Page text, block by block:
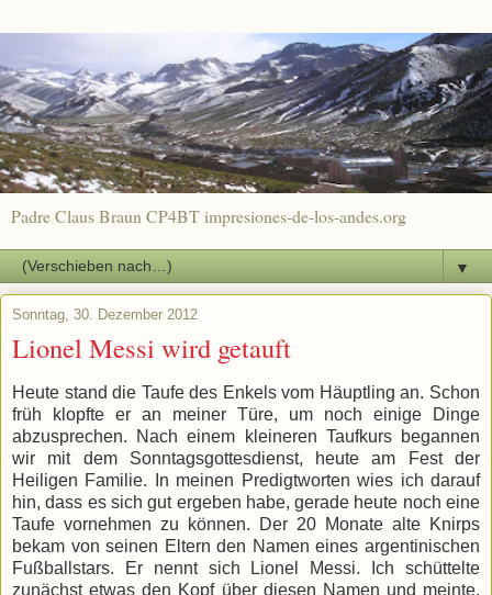
Padre Claus Braun CP4BT impresiones-de-los-andes.org
▼
Sonntag, 30. Dezember 2012
Lionel Messi wird getauft
Heute stand die Taufe des Enkels vom Häuptling an. Schon
früh klopfte er an meiner Türe, um noch einige Dinge
abzusprechen. Nach einem kleineren Taufkurs begannen
wir mit dem Sonntagsgottesdienst, heute am Fest der
Heiligen Familie. In meinen Predigtworten wies ich darauf
hin, dass es sich gut ergeben habe, gerade heute noch eine
Taufe vornehmen zu können. Der 20 Monate alte Knirps
bekam von seinen Eltern den Namen eines argentinischen
Fußballstars. Er nennt sich Lionel Messi. Ich schüttelte
zunächst etwas den Kopf über diesen Namen und meinte,